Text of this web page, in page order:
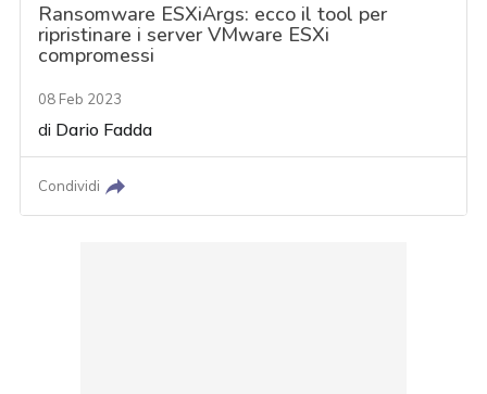
Ransomware ESXiArgs: ecco il tool per
ripristinare i server VMware ESXi
compromessi
08 Feb 2023
di Dario Fadda
Condividi